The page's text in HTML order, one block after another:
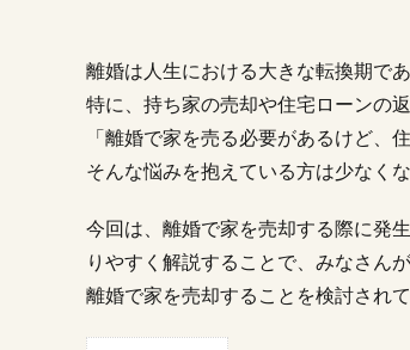
離婚は人生における大きな転換期で
特に、持ち家の売却や住宅ローンの
「離婚で家を売る必要があるけど、
そんな悩みを抱えている方は少なくな
今回は、離婚で家を売却する際に発
りやすく解説することで、みなさん
離婚で家を売却することを検討され